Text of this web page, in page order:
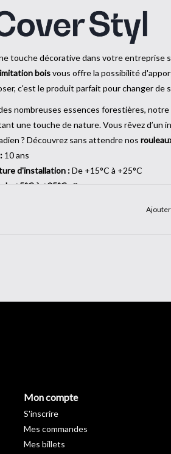
touche décorative dans votre entreprise
boisvous offre la possibilité
c'est le produit parfait pour changer de
nombreuses essences forestières, notre
une touche de nature. Vous rêvez d’un
? Découvrez sans attendre nos
10 ans
d'installation :De +15°C à +25°C
+5°C à +35°C :
3 ans
Ajouter
Mon compte
S'inscrire
Mes commandes
Mes billets